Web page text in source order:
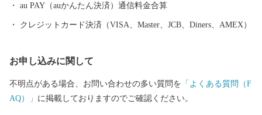
au PAY（auかんたん決済）通信料金合算
クレジットカード決済（VISA、Master、JCB、Diners、AMEX）
お申し込みに関して
不明点がある場合、お問い合わせの多い質問を 「よくある質問（F
AQ）」 に掲載しておりますのでご確認ください。